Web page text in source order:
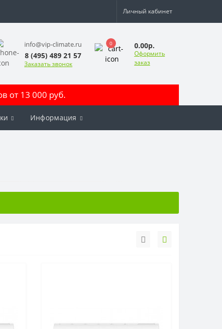
Личный кабинет
info@vip-climate.ru
8 (495) 489 21 57
Заказать звонок
0 0.00р.
Оформить
заказ
от 13 000 руб.
Информация